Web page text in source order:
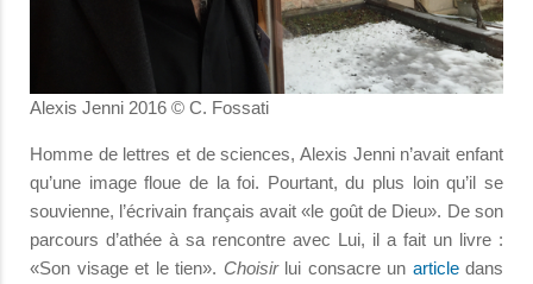
Alexis Jenni 2016 © C. Fossati
Homme de lettres et de sciences, Alexis Jenni n’avait enfant
qu’une image floue de la foi. Pourtant, du plus loin qu’il se
souvienne, l’écrivain français avait «le goût de Dieu». De son
parcours d’athée à sa rencontre avec Lui, il a fait un livre :
«Son visage et le tien». Choisirlui consacre un article dans